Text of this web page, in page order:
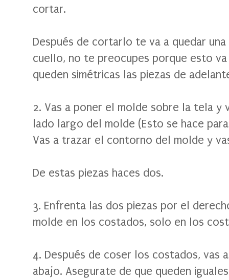
cortar.
Después de cortarlo te va a quedar
cuello, no te preocupes porque esto
queden simétricas las piezas de
2. Vas a poner el molde sobre la tela y
lado largo del molde (Esto se hace
Vas a trazar el contorno del molde y
De estas piezas haces dos.
3. Enfrenta las dos piezas por el
molde en los costados, solo en los
4. Después de coser los costados, vas
abajo. Asegurate de que queden